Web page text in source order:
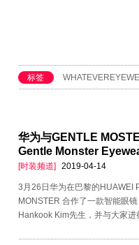
标签
华为与GENTLE
Gentle Monster
[时装频道] 2019-04-14
3月26日华为在巴黎的HUAWEI
MONSTER 合作了一款智能眼
Hankook Kim先生，并与大家